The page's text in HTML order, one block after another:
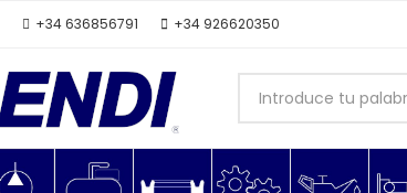
+34 636856791 +34 926620350